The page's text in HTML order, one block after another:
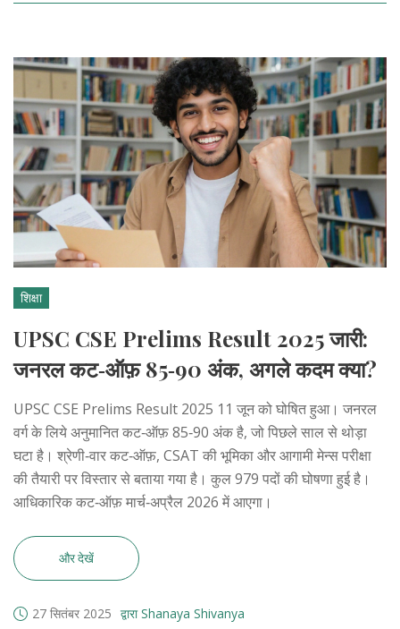
शिक्षा
UPSC CSE Prelims Result 2025 जारी:
जनरल कट‑ऑफ़ 85‑90 अंक, अगले कदम क्या?
UPSC CSE Prelims Result 2025 11 जून को घोषित हुआ। जनरल
वर्ग के लिये अनुमानित कट‑ऑफ़ 85‑90 अंक है, जो पिछले साल से थोड़ा
घटा है। श्रेणी‑वार कट‑ऑफ़, CSAT की भूमिका और आगामी मेन्स परीक्षा
की तैयारी पर विस्तार से बताया गया है। कुल 979 पदों की घोषणा हुई है।
आधिकारिक कट‑ऑफ़ मार्च‑अप्रैल 2026 में आएगा।
और देखें
27 सितंबर 2025 द्वारा Shanaya Shivanya